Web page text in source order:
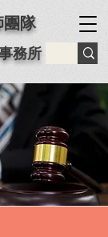
團隊
務所